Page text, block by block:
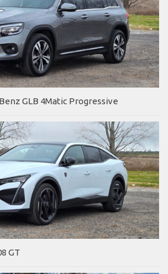
GLB 4Matic Progressive
GT